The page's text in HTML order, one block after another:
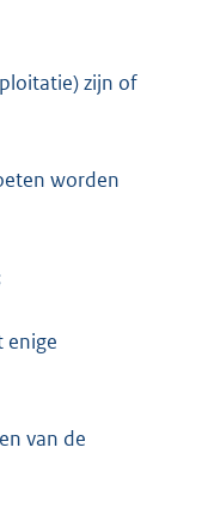
zijn of
worden
enige
van de